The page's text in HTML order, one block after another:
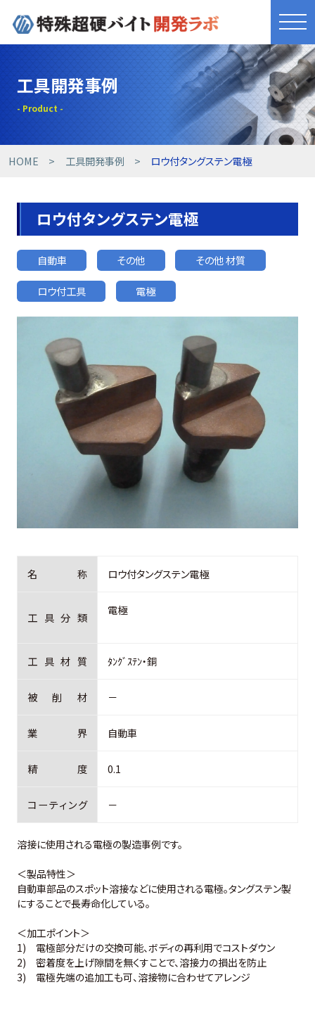
きれものづくり
商品・サービス
工具開発事例
技術コラム
設備紹介
お客様の声
よくある質問
0274-62-1744
（平日：9:00 ~ 17:00)
オンライン工場見学
工具開発事例
HOME 工具開発事例 ロウ付タングステン電極
ロウ付タングステン電極
自動車 その他 その他 材質
ロウ付工具 電極
名 称 ロウ付タングステン電極
工 具 分 類
電極
工 具 材 質 ﾀﾝｸﾞｽﾃﾝ・銅
被 削 材 －
業 界 自動車
精 度 0.1
コーティング －
溶接に使用される電極の製造事例です。
＜製品特性＞
自動車部品のスポット溶接などに使用される電極。タングステン製
にすることで長寿命化している。
＜加工ポイント＞
1) 電極部分だけの交換可能、ボディの再利用でコストダウン
2) 密着度を上げ隙間を無くすことで、溶接力の損出を防止
3) 電極先端の追加工も可、溶接物に合わせてアレンジ